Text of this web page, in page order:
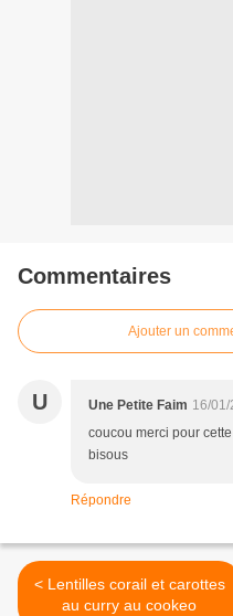
Commentaires
Ajouter un
U Une Petite Faim 16/
coucou merci pour
bisous
Répondre
< Lentilles corail et carottes
au curry au cookeo